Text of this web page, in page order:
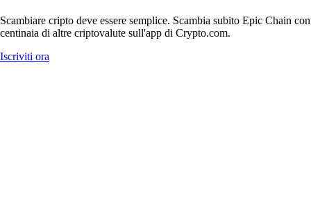
Scambiare cripto deve essere semplice. Scambia subito Epic Chain con
centinaia di altre criptovalute sull'app di Crypto.com.
Iscriviti ora